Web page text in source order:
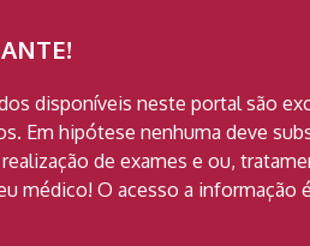
disponíveis neste portal são
Em hipótese nenhuma deve
de exames e ou,
médico! O acesso a informação